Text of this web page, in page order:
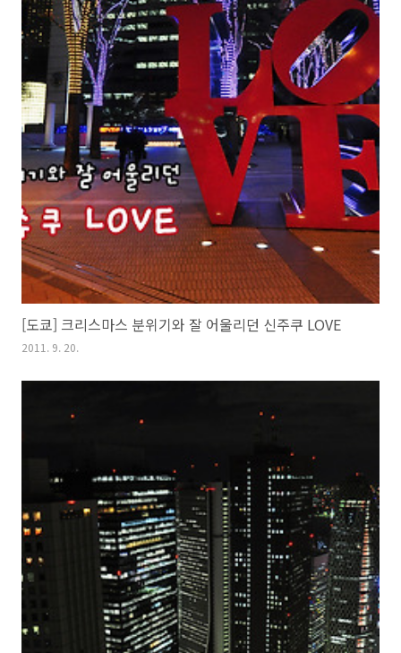
[도쿄] 크리스마스 분위기와 잘 어울리던 신주쿠 LOVE
2011. 9. 20.